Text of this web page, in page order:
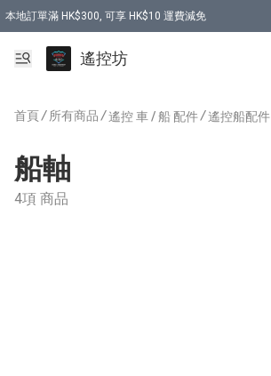
本地訂單滿 HK$300, 可享 HK$10 運費減免
購買 7.6V 6500mah 70C 電池 送 7.6V USB充電器
遙控坊
首頁/ 所有商品 /遙控 車 / 船 配件/遙控船配件
船軸
4項 商品